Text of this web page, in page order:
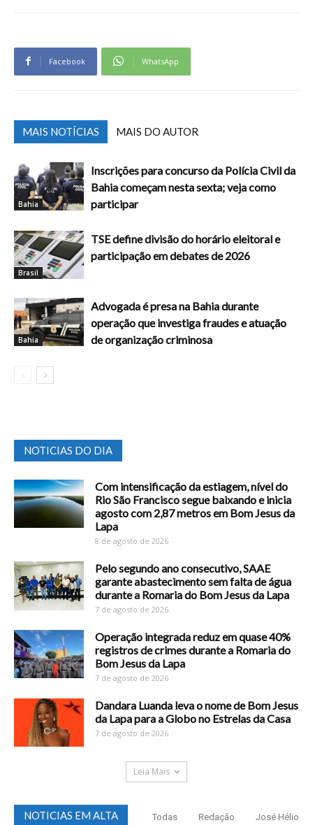
Facebook WhatsApp
MAIS NOTÍCIAS MAIS DO AUTOR
Bahia
Inscrições para concurso da Polícia Civil da
Bahia começam nesta sexta; veja como
participar
Brasil
TSE define divisão do horário eleitoral e
participação em debates de 2026
Bahia
Advogada é presa na Bahia durante
operação que investiga fraudes e atuação
de organização criminosa
NOTICIAS DO DIA
Com intensificação da estiagem, nível do
Rio São Francisco segue baixando e inicia
agosto com 2,87 metros em Bom Jesus da
Lapa
8 de agosto de 2026
Pelo segundo ano consecutivo, SAAE
garante abastecimento sem falta de água
durante a Romaria do Bom Jesus da Lapa
7 de agosto de 2026
Operação integrada reduz em quase 40%
registros de crimes durante a Romaria do
Bom Jesus da Lapa
7 de agosto de 2026
Dandara Luanda leva o nome de Bom Jesus
da Lapa para a Globo no Estrelas da Casa
7 de agosto de 2026
Leia Mais
NOTICIAS EM ALTA Todas Redação José Hélio